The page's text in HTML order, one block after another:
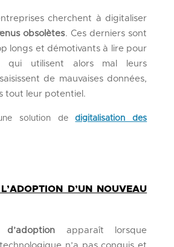
cherchent à digitaliser
obsolètes. Ces derniers sont
longs et démotivants à lire pour
qui utilisent a lorsmal leurs
de mauvaises données,
tout leur potentiel.
solution dedigitalisation des
D’UN NOUVEAU
d’adoption apparaît lorsque